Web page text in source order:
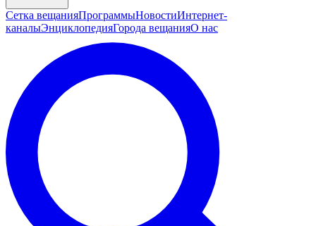
Сетка вещанияПрограммыНовостиИнтернет-
каналыЭнциклопедияГорода вещанияО нас